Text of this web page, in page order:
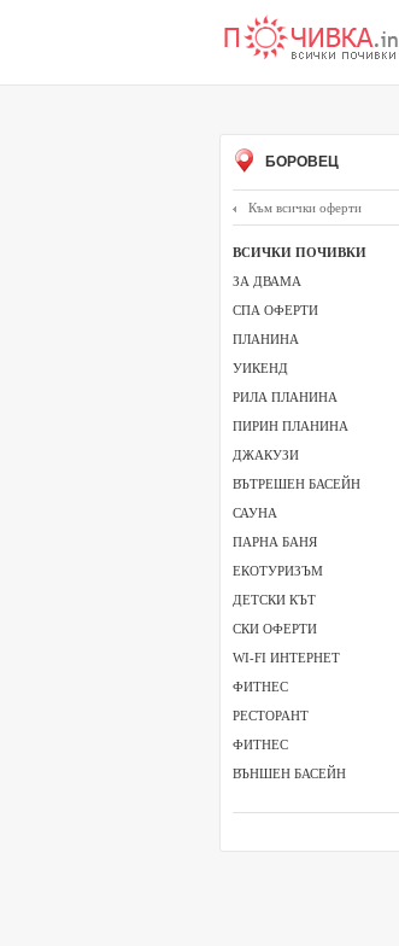
БОРОВЕЦ
Към всички оферти
ВСИЧКИ ПОЧИВКИ
ЗА ДВАМА
СПА ОФЕРТИ
ПЛАНИНА
УИКЕНД
РИЛА ПЛАНИНА
ПИРИН ПЛАНИНА
ДЖАКУЗИ
ВЪТРЕШЕН БАСЕЙН
САУНА
ПАРНА БАНЯ
ЕКОТУРИЗЪМ
ДЕТСКИ КЪТ
СКИ ОФЕРТИ
WI-FI ИНТЕРНЕТ
ФИТНЕС
РЕСТОРАНТ
ФИТНЕС
ВЪНШЕН БАСЕЙН